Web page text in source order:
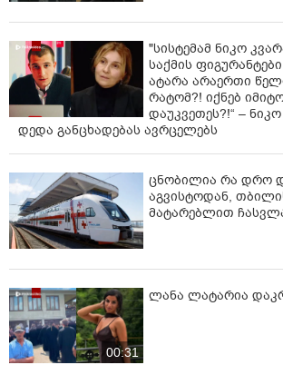
"სისტემამ ნიკო
საქმის
ატარა არაერთი
რატომ?! იქნებ
დაუკვეთეს?!“ –
დედა განცხადებას ავრცელებს
ცნობილია რა დრო
აგვისტოდან,
მატარებლით
00:31
ლანა ლატარია